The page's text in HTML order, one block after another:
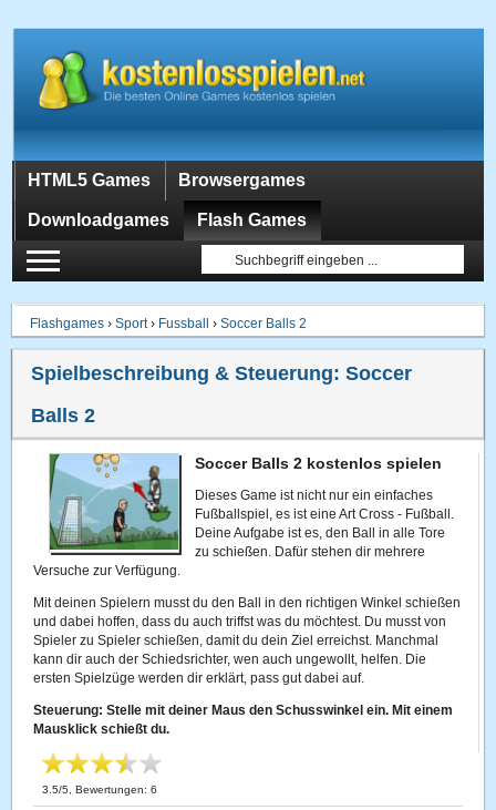
HTML5 Games Browsergames
Downloadgames Flash Games
Flashgames ›Sport› Fussball ›Soccer Balls 2
Spielbeschreibung & Steuerung:Soccer
Balls 2
Soccer Balls 2 kostenlos spielen
Dieses Game ist nicht nur ein einfaches
Fußballspiel, es ist eine Art Cross - Fußball.
Deine Aufgabe ist es, den Ball in alle Tore
zu schießen. Dafür stehen dir mehrere
Versuche zur Verfügung.
Mit deinen Spielern musst du den Ball in den richtigen Winkel schießen
und dabei hoffen, dass du auch triffst was du möchtest. Du musst von
Spieler zu Spieler schießen, damit du dein Ziel erreichst. Manchmal
kann dir auch der Schiedsrichter, wen auch ungewollt, helfen. Die
ersten Spielzüge werden dir erklärt, pass gut dabei auf.
Steuerung: Stelle mit deiner Maus den Schusswinkel ein. Mit einem
Mausklick schießt du.
3.5/5 , Bewertungen:6